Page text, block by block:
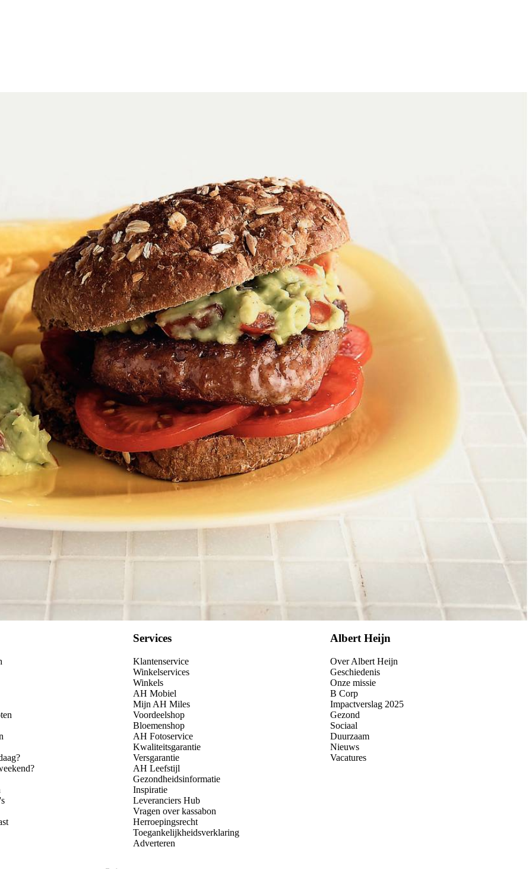
Kies producten
in 8 min. bruinbakken. Broodbollen halveren. Rest van tomaten in plakjes snijden. Onderste helft bollen beleggen met plakjes tomaat.
bollen. Hamburgers serveren met frites en rest van guacamole.
Wat vond je van dit recept?
Services
Klantenservice
Winkelservices
Winkels
AH Mobiel
Mijn AH Miles
Voordeelshop
Bloemenshop
AH Fotoservice
Kwaliteitsgarantie
Versgarantie
AH Leefstijl
Gezondheidsinformatie
Inspiratie
Leveranciers Hub
Vragen over kassabon
Herroepingsrecht
Toegankelijkheidsverklaring
Adverteren
Albert Heijn
Over Albert Heijn
Geschiedenis
Onze missie
B Corp
Impactverslag 2025
Gezond
Sociaal
Duurzaam
Nieuws
Vacatures